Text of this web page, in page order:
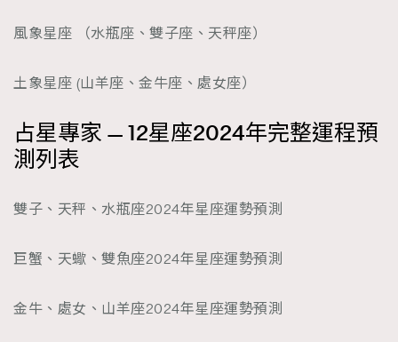
風象星座 （水瓶座、雙子座、天秤座）
土象星座 (山羊座、金牛座、處女座）
占星專家 — 12星座2024年完整運程預
測列表
雙子、天秤、水瓶座2024年星座運勢預測
巨蟹、天蠍、雙魚座2024年星座運勢預測
金牛、處女、山羊座2024年星座運勢預測